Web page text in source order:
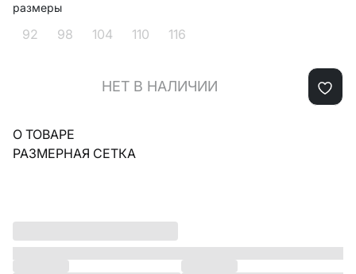
размеры
92 98 104 110 116
НЕТ В НАЛИЧИИ
О ТОВАРЕ
РАЗМЕРНАЯ СЕТКА